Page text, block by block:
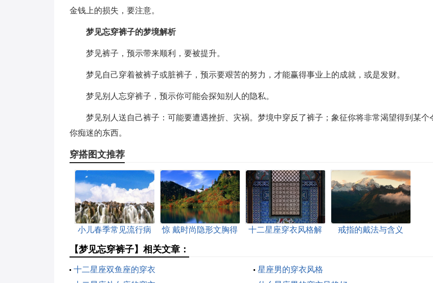
金钱上的损失，要注意。
梦见忘穿裤子的梦境解析
梦见裤子，预示带来顺利，要被提升。
梦见自己穿着被裤子或脏裤子，预示要艰苦的努力，才能赢得事业上的成就，或是发财。
梦见别人忘穿裤子，预示你可能会探知别人的隐私。
梦见别人送自己裤子：可能要遭遇挫折、灾祸。梦境中穿反了裤子；象征你将非常渴望得到某个
你痴迷的东西。
穿搭图文推荐
小儿春季常见流行病
惊 戴时尚隐形文胸得
十二星座穿衣风格解
戒指的戴法与含义
【梦见忘穿裤子】相关文章：
十二星座双鱼座的穿衣
星座男的穿衣风格